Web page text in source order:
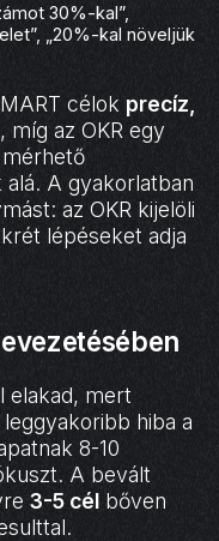
30%-kal”,
„20%-kal növeljük
célok precíz,
, míg az OKR egy
A gyakorlatban
az OKR kijelöli
lépéseket adja
elakad, mert
hiba a
8-10
A bevált
3-5 cél bőven